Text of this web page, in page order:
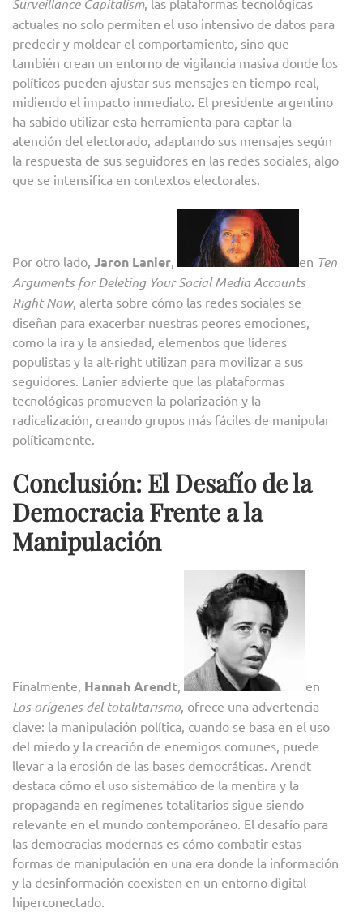
Surveillance Capitalism, las plataformas tecnológicas
actuales no solo permiten el uso intensivo de datos para
predecir y moldear el comportamiento, sino que
también crean un entorno de vigilancia masiva donde los
políticos pueden ajustar sus mensajes en tiempo real,
midiendo el impacto inmediato. El presidente argentino
ha sabido utilizar esta herramienta para captar la
atención del electorado, adaptando sus mensajes según
la respuesta de sus seguidores en las redes sociales, algo
que se intensifica en contextos electorales.
Por otro lado, Jaron Lanier en Ten
Arguments for Deleting Your Social Media Accounts
Right Now, alerta sobre cómo las redes sociales se
diseñan para exacerbar nuestras peores emociones,
como la ira y la ansiedad, elementos que líderes
populistas y la alt-right utilizan para movilizar a sus
seguidores. Lanier advierte que las plataformas
tecnológicas promueven la polarización y la
radicalización, creando grupos más fáciles de manipular
políticamente.
Conclusión: El Desafío de la
Democracia Frente a la
Manipulación
Finalmente, Hannah Arendt en
Los orígenes del totalitarismo , ofrece una advertencia
clave: la manipulación política, cuando se basa en el uso
del miedo y la creación de enemigos comunes, puede
llevar a la erosión de las bases democráticas. Arendt
destaca cómo el uso sistemático de la mentira y la
propaganda en regímenes totalitarios sigue siendo
relevante en el mundo contemporáneo. El desafío para
las democracias modernas es cómo combatir estas
formas de manipulación en una era donde la información
y la desinformación coexisten en un entorno digital
hiperconectado.